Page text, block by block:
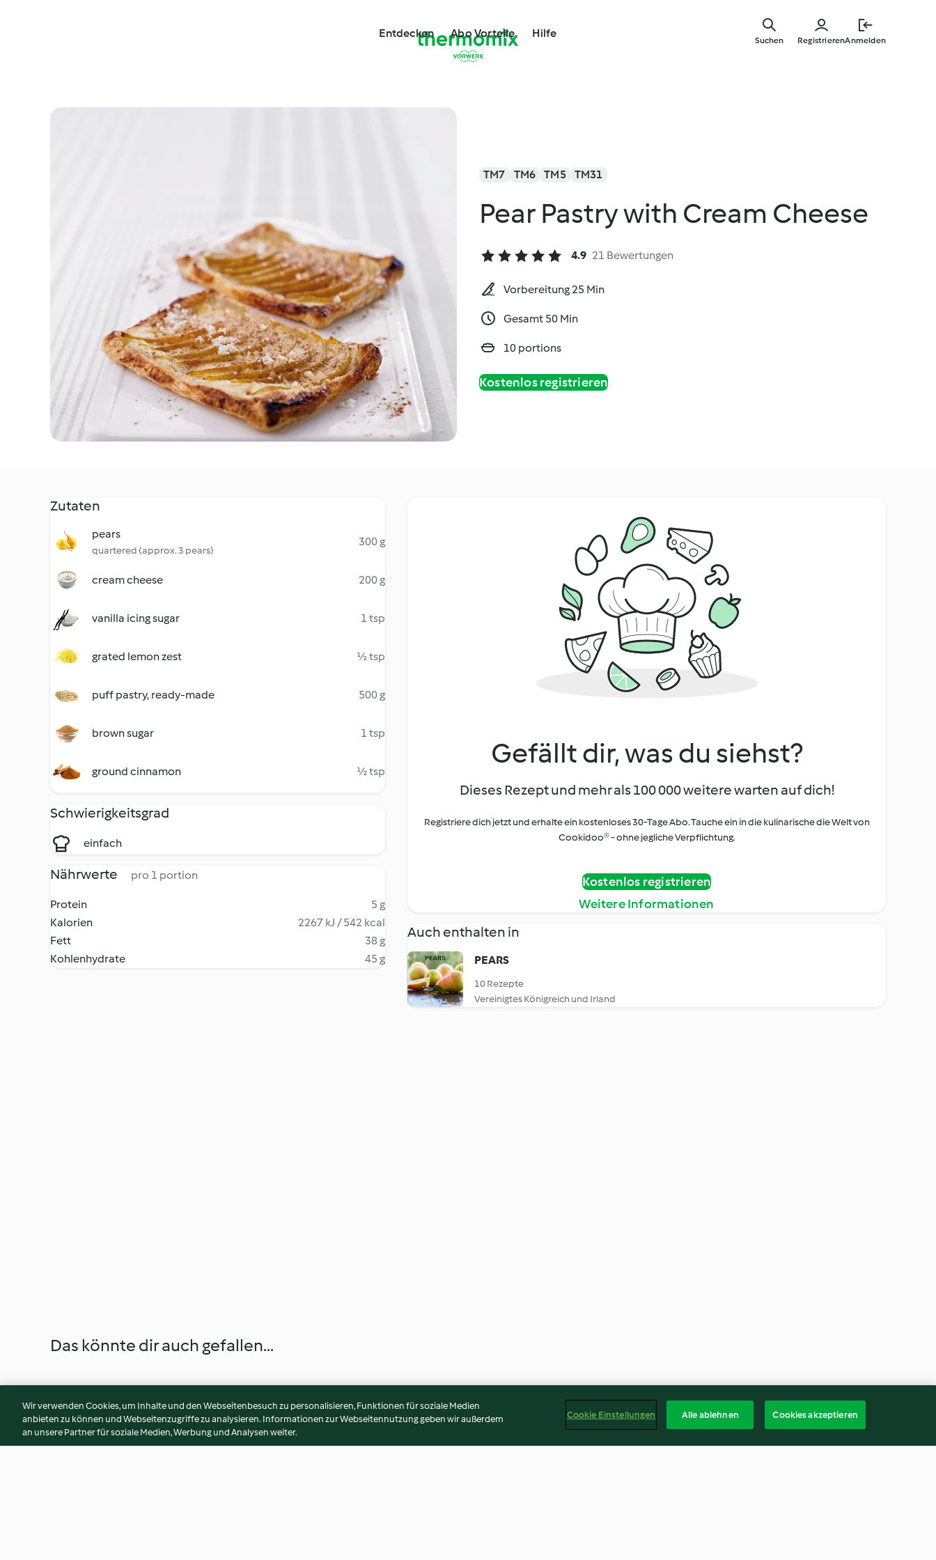
springen
Entdecken Abo Vorteile Hilfe
RegistrierenAnmelden
Suchen
TM7 TM6 TM5 TM31
Pear Pastry with Cream Cheese
4.9 21 Bewertungen
Vorbereitung 25 Min
Gesamt 50 Min
10 portions
Kostenlos registrieren
Zutaten
pears
quartered (approx. 3 pears)
300 g
cream cheese 200 g
vanilla icing sugar 1 tsp
grated lemon zest ½ tsp
puff pastry, ready-made 500 g
brown sugar 1 tsp
ground cinnamon ½ tsp
Schwierigkeitsgrad
einfach
Nährwerte pro 1 portion
Protein
5 g
Kalorien
2267 kJ / 542 kcal
Fett
38 g
Kohlenhydrate
45 g
Gefällt dir, was du siehst?
Dieses Rezept und mehr als 100 000 weitere warten auf dich!
Registriere dich jetzt und erhalte ein kostenloses 30-Tage Abo. Tauche ein in die kulinarische die Welt von
Cookidoo® - ohne jegliche Verpflichtung.
Kostenlos registrieren
Weitere Informationen
Auch enthalten in
PEARS
10 Rezepte
Vereinigtes Königreich und Irland
Das könnte dir auch gefallen...
Wir verwenden Cookies, um Inhalte und den Webseitenbesuch zu personalisieren, Funktionen für soziale Medien
anbieten zu können und Webseitenzugriffe zu analysieren. Informationen zur Webseitennutzung geben wir außerdem
an unsere Partner für soziale Medien, Werbung und Analysen weiter.
Cookie Einstellungen Alle ablehnen Cookies akzeptieren